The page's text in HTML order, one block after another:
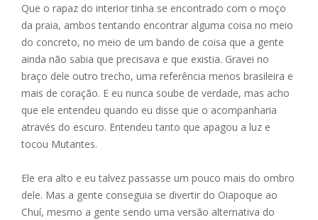
Que o rapaz do interior tinha se encontrado com o moço
da praia, ambos tentando encontrar alguma coisa no meio
do concreto, no meio de um bando de coisa que a gente
ainda não sabia que precisava e que existia. Gravei no
braço dele outro trecho, uma referência menos brasileira e
mais de coração. E eu nunca soube de verdade, mas acho
que ele entendeu quando eu disse que o acompanharia
através do escuro. Entendeu tanto que apagou a luz e
tocou Mutantes.
Ele era alto e eu talvez passasse um pouco mais do ombro
dele. Mas a gente conseguia se divertir do Oiapoque ao
Chuí, mesmo a gente sendo uma versão alternativa do